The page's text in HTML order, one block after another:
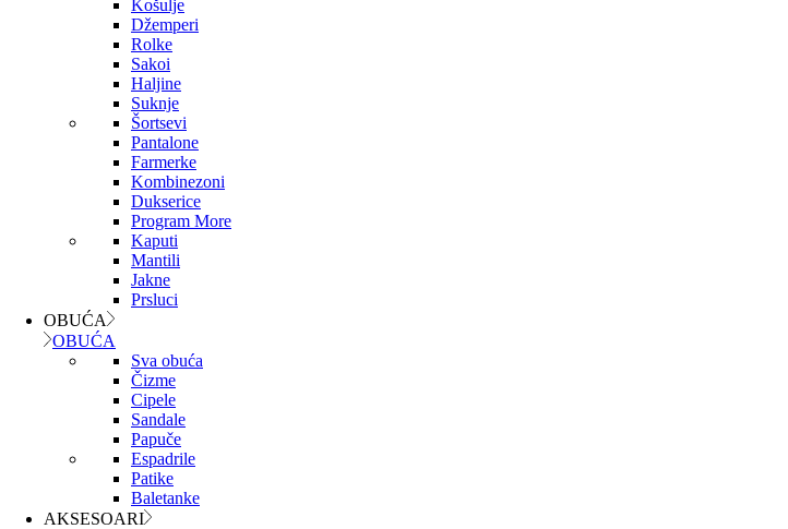
Košulje
Džemperi
Rolke
Sakoi
Haljine
Suknje
Šortsevi
Pantalone
Farmerke
Kombinezoni
Dukserice
Program More
Kaputi
Mantili
Jakne
Prsluci
OBUĆA
OBUĆA
Sva obuća
Čizme
Cipele
Sandale
Papuče
Espadrile
Patike
Baletanke
AKSESOARI